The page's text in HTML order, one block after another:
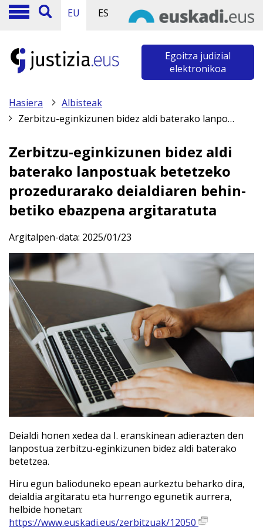
EU ES
Egoitza judizial
elektronikoa
Hasiera
Albisteak
Zerbitzu-eginkizunen bidez aldi baterako lanpostuak betetzeko prozedurarako deialdiaren behin-betiko ebazpena argitaratuta
Zerbitzu-eginkizunen bidez aldi
baterako lanpostuak betetzeko
prozedurarako deialdiaren behin-
betiko ebazpena argitaratuta
Argitalpen-data: 2025/01/23
Deialdi honen xedea da I. eranskinean adierazten den
lanpostua zerbitzu-eginkizunen bidez aldi baterako
betetzea.
Hiru egun balioduneko epean aurkeztu beharko dira,
deialdia argitaratu eta hurrengo egunetik aurrera,
helbide honetan:
https://www.euskadi.eus/zerbitzuak/12050